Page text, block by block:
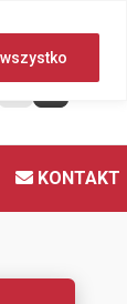
2026
A
KONTAKT